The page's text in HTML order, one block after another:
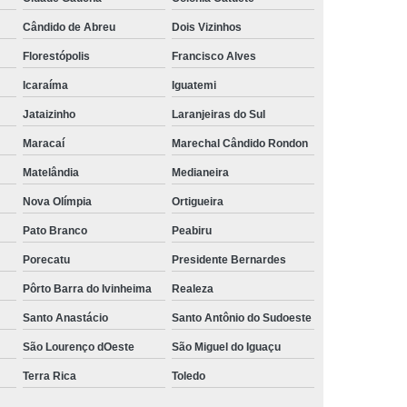
em álcool Oeste do Paraná
Viciadas em álcool
em Drogas e álcool
e Drogas
Tratamento contra as Drogas
Tratamento de Dependentes Químicos
Tratamento para Dependente Químico
Químico Cascavel
Químico Oeste do Paraná
Tratamento para Dependência Química
Tratamento para álcool e Drogas
Usuário de Drogas
Química de Drogas
Cândido de Abreu Dois Vizinhos
Florestópolis Francisco Alves
Icaraíma Iguatemi
Jataizinho Laranjeiras do Sul
Maracaí Marechal Cândido Rondon
Matelândia Medianeira
Nova Olímpia Ortigueira
Pato Branco Peabiru
Porecatu Presidente Bernardes
Pôrto Barra do Ivinheima Realeza
Santo Anastácio Santo Antônio do Sudoeste
São Lourenço dOeste São Miguel do Iguaçu
Terra Rica Toledo